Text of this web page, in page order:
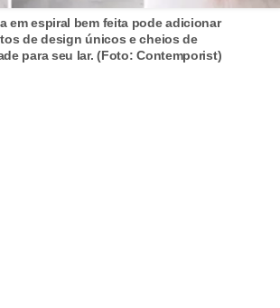
em espiral bem feita pode adicionar
de design únicos e cheios de
para seu lar. (Foto: Contemporist)